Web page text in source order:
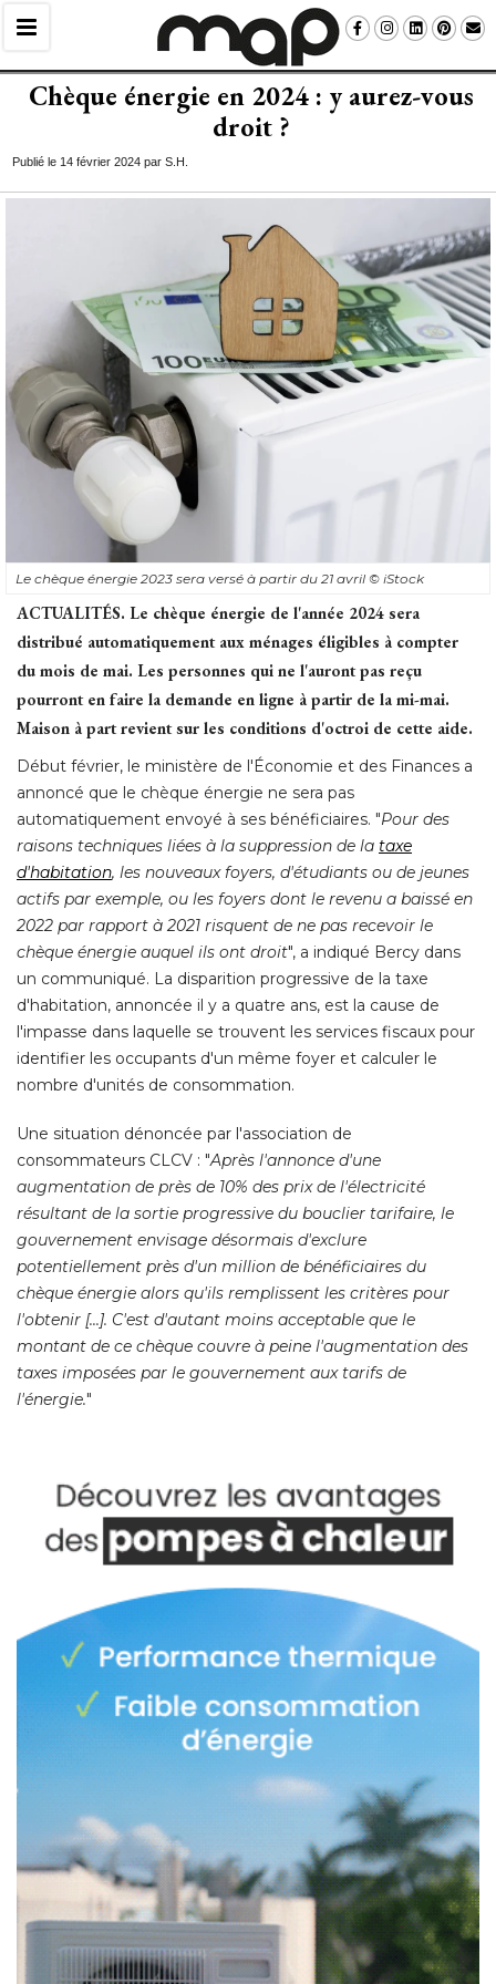
Chèque énergie en 2024 : y aurez-vous
droit ?
Publié le 14 février 2024 par S.H.
Le chèque énergie 2023 sera versé à partir du 21 avril © iStock
ACTUALITÉS. Le chèque énergie de l'année 2024 sera
distribué automatiquement aux ménages éligibles à compter
du mois de mai. Les personnes qui ne l'auront pas reçu
pourront en faire la demande en ligne à partir de la mi-mai.
Maison à part revient sur les conditions d'octroi de cette aide.
Début février, le ministère de l'Économie et des Finances a
annoncé que le chèque énergie ne sera pas
automatiquement envoyé à ses bénéficiaires. "Pour des
raisons techniques liées à la suppression de la taxe
d'habitation, les nouveaux foyers, d'étudiants ou de jeunes
actifs par exemple, ou les foyers dont le revenu a baissé en
2022 par rapport à 2021 risquent de ne pas recevoir le
chèque énergie auquel ils ont droit", a indiqué Bercy dans
un communiqué. La disparition progressive de la taxe
d'habitation, annoncée il y a quatre ans, est la cause de
l'impasse dans laquelle se trouvent les services fiscaux pour
identifier les occupants d'un même foyer et calculer le
nombre d'unités de consommation.
Une situation dénoncée par l'association de
consommateurs CLCV : "Après l'annonce d'une
augmentation de près de 10% des prix de l'électricité
résultant de la sortie progressive du bouclier tarifaire, le
gouvernement envisage désormais d'exclure
potentiellement près d'un million de bénéficiaires du
chèque énergie alors qu'ils remplissent les critères pour
l'obtenir [...]. C'est d'autant moins acceptable que le
montant de ce chèque couvre à peine l'augmentation des
taxes imposées par le gouvernement aux tarifs de
l'énergie."